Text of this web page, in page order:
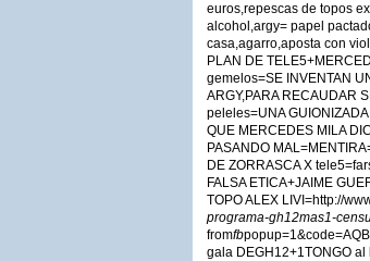
euros,repescas de topos
alcohol,argy= papel
casa,agarro,aposta con
PLAN DE
gemelos=SE INVENTAN
ARGY,PARA RECAUDAR
peleles=UNA
QUE MERCEDES MILA
PASANDO
DE ZORRASCA X
FALSA ETICA+JAIME
TOPO ALEX LIVI=http://
programa-gh12mas1-
fromfb
gala DEGH12+1TONGO